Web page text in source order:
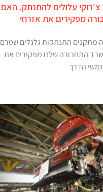
צ'רוקי עלולים להתנתק. האם
מפקירים את אזרחי
מתקנים התנתקות גלגלים שטרם
התחבורה שלנו מפקירים את
הדרך